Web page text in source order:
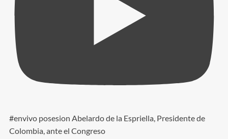
#envivo posesion Abelardo de la Espriella, Presidente de
Colombia, ante el Congreso